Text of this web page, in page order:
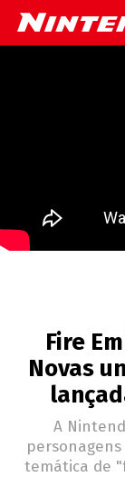
Fire
Novas
A
temática de